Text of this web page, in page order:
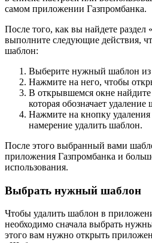
самом приложении Газпромбанка.
После того, как вы найдете
выполните следующие действия,
шаблон:
Выберите нужный шаблон из
Нажмите на него, чтобы
В открывшемся окне
которая обозначает удаление
Нажмите на кнопку удаления
намерение удалить шаблон.
После этого выбранный вами
приложения Газпромбанка и
использования.
Выбрать нужный шаблон
Чтобы удалить шаблон в
необходимо сначала выбрать
этого вам нужно открыть